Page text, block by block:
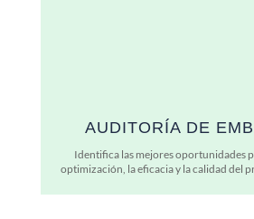
AUDITORÍA DE
Identifica las mejores oportunidades
optimización, la eficacia y la calidad del